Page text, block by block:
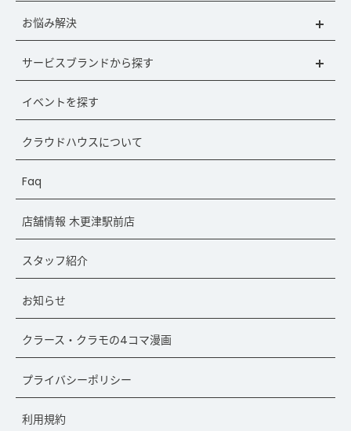
お悩み解決
サービスブランドから探す
イベントを探す
クラウドハウスについて
Faq
店舗情報 木更津駅前店
スタッフ紹介
お知らせ
クラース・クラモの4コマ漫画
プライバシーポリシー
利用規約